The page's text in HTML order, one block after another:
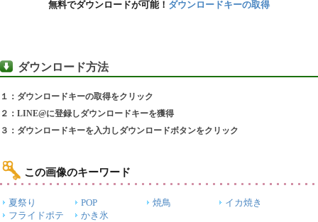
無料でダウンロードが可能！ ダウンロードキーの取得
ダウンロード方法
１：ダウンロードキーの取得をクリック
２：LINE@に登録しダウンロードキーを獲得
３：ダウンロードキーを入力しダウンロードボタンをクリック
この画像のキーワード
夏祭り POP 焼鳥
イカ焼き
フライドポテ
かき氷